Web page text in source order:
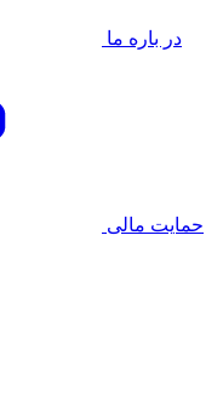
در باره ما
حمایت مالی